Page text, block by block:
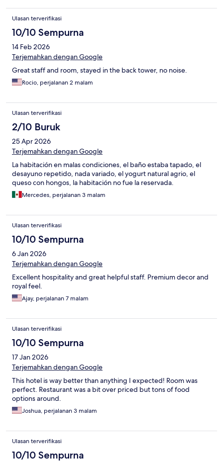
Ulasan terverifikasi
10/10 Sempurna
14 Feb 2026
Terjemahkan dengan Google
Great staff and room, stayed in the back tower, no noise.
Rocio, perjalanan 2 malam
Ulasan terverifikasi
2/10 Buruk
25 Apr 2026
Terjemahkan dengan Google
La habitación en malas condiciones, el baño estaba tapado, el
desayuno repetido, nada variado, el yogurt natural agrio, el
queso con hongos, la habitación no fue la reservada.
Mercedes, perjalanan 3 malam
Ulasan terverifikasi
10/10 Sempurna
6 Jan 2026
Terjemahkan dengan Google
Excellent hospitality and great helpful staff. Premium decor and
royal feel.
Ajay, perjalanan 7 malam
Ulasan terverifikasi
10/10 Sempurna
17 Jan 2026
Terjemahkan dengan Google
This hotel is way better than anything I expected! Room was
perfect. Restaurant was a bit over priced but tons of food
options around.
Joshua, perjalanan 3 malam
Ulasan terverifikasi
10/10 Sempurna